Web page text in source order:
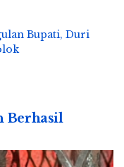
Bupati, Duri
Berhasil